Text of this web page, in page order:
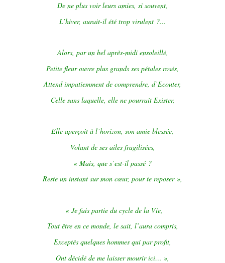
De ne plus voir leurs amies, si souvent,
L’hiver, aurait-il été trop virulent ?...
Alors, par un bel après-midi ensoleillé,
Petite fleur ouvre plus grands ses pétales rosés,
Attend impatiemment de comprendre, d’Ecouter,
Celle sans laquelle, elle ne pourrait Exister,
Elle aperçoit à l’horizon, son amie blessée,
Volant de ses ailes fragilisées,
« Mais, que s’est-il passé ?
Reste un instant sur mon cœur, pour te reposer »,
« Je fais partie du cycle de la Vie,
Tout être en ce monde, le sait, l’aura compris,
Exceptés quelques hommes qui par profit,
Ont décidé de me laisser mourir ici… »,